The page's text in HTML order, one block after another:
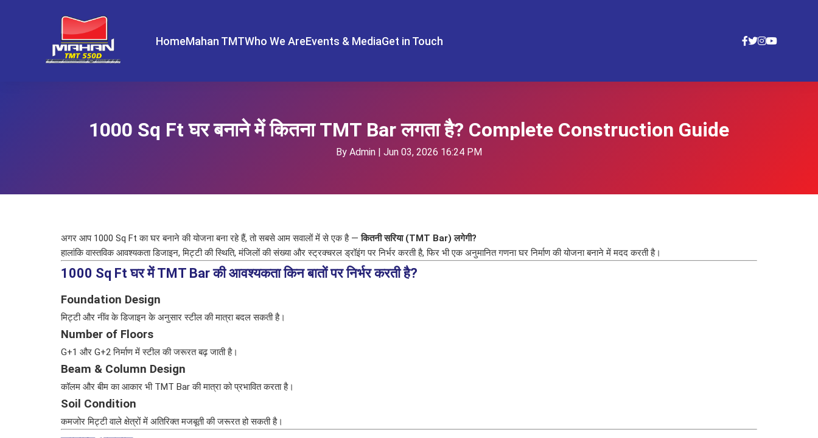
HomeMahan TMTWho We AreEvents & MediaGet in Touch
1000 Sq Ft घर बनाने में कितना TMT Bar लगता है? Complete Construction Guide
By Admin | Jun 03, 2026 16:24 PM
अगर आप 1000 Sq Ft का घर बनाने की योजना बना रहे हैं, तो सबसे आम सवालों में से एक है —कितनी सरिया (TMT Bar) लगेगी?
हालांकि वास्तविक आवश्यकता डिजाइन, मिट्टी की स्थिति, मंजिलों की संख्या और स्ट्रक्चरल ड्रॉइंग पर निर्भर करती है, फिर भी एक अनुमानित गणना घर निर्माण की योजना बनाने में मदद करती है।
1000 Sq Ft घर में TMT Bar की आवश्यकता किन बातों पर निर्भर करती है?
Foundation Design
मिट्टी और नींव के डिजाइन के अनुसार स्टील की मात्रा बदल सकती है।
Number of Floors
G+1 और G+2 निर्माण में स्टील की जरूरत बढ़ जाती है।
Beam & Column Design
कॉलम और बीम का आकार भी TMT Bar की मात्रा को प्रभावित करता है।
Soil Condition
कमजोर मिट्टी वाले क्षेत्रों में अतिरिक्त मजबूती की जरूरत हो सकती है।